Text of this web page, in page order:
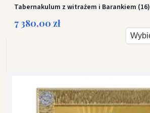
Tabernakulum z witrażem i Barankiem (16)
7 380,00 zł